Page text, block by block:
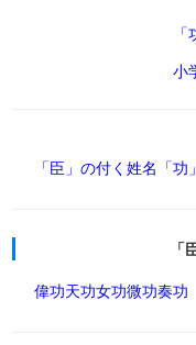
小
「臣」の付く姓名 「
偉功天功女功微功奏功